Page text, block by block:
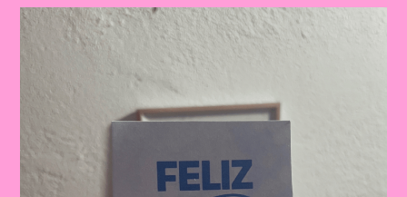
Pais
Dia
Pais:
Celebrando
Importância
Da
Figura